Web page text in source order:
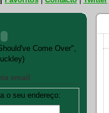
Come Over",
email
o seu endereço: